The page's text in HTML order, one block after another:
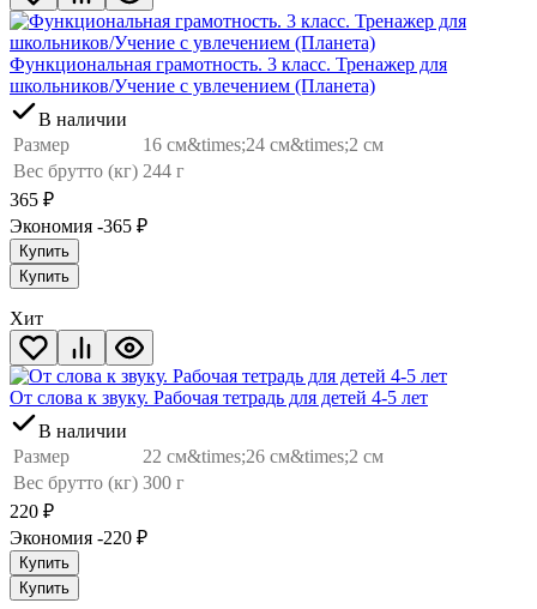
Функциональная грамотность. 3 класс. Тренажер для
школьников/Учение с увлечением (Планета)
В наличии
Размер
16 см&times;24 см&times;2 см
Вес брутто (кг) 244 г
365 ₽
Экономия -365 ₽
Купить
Купить
Хит
От слова к звуку. Рабочая тетрадь для детей 4-5 лет
В наличии
Размер
22 см&times;26 см&times;2 см
Вес брутто (кг) 300 г
220 ₽
Экономия -220 ₽
Купить
Купить